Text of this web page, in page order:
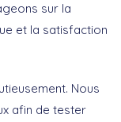
sur la
et la satisfaction
Nous
afin de tester